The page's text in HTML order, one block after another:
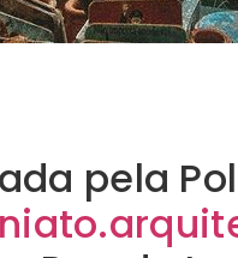
pela